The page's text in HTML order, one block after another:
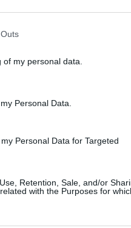
my personal data.
Personal Data.
Personal Data for Targeted
Retention, Sale, and/or
with the Purposes for
modo per esprimere una
raffinatezza. Lontano
il guardaroba con un